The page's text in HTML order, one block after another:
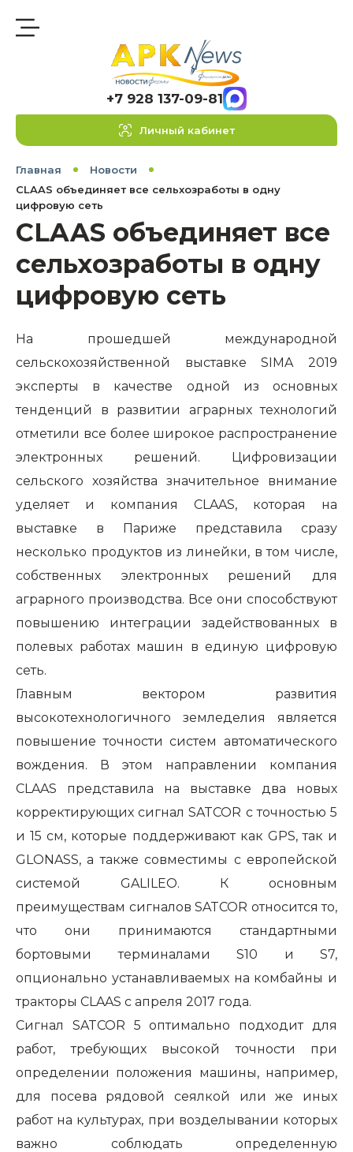
+7 928 137-09-81
Личный кабинет
Главная
Новости
CLAAS объединяет все сельхозработы в одну
цифровую сеть
CLAAS объединяет все
сельхозработы в одну
цифровую сеть
На прошедшей международной
сельскохозяйственной выставке SIMA 2019
эксперты в качестве одной из основных
тенденций в развитии аграрных технологий
отметили все более широкое распространение
электронных решений. Цифровизации
сельского хозяйства значительное внимание
уделяет и компания CLAAS, которая на
выставке в Париже представила сразу
несколько продуктов из линейки, в том числе,
собственных электронных решений для
аграрного производства. Все они способствуют
повышению интеграции задействованных в
полевых работах машин в единую цифровую
сеть.
Главным вектором развития
высокотехнологичного земледелия является
повышение точности систем автоматического
вождения. В этом направлении компания
CLAAS представила на выставке два новых
корректирующих сигнал SATCOR с точностью 5
и 15 см, которые поддерживают как GPS, так и
GLONASS, а также совместимы с европейской
системой GALILEO. К основным
преимуществам сигналов SATCOR относится то,
что они принимаются стандартными
бортовыми терминалами S10 и S7,
опционально устанавливаемых на комбайны и
тракторы CLAAS с апреля 2017 года.
Сигнал SATCOR 5 оптимально подходит для
работ, требующих высокой точности при
определении положения машины, например,
для посева рядовой сеялкой или же иных
работ на культурах, при возделывании которых
важно соблюдать определенную